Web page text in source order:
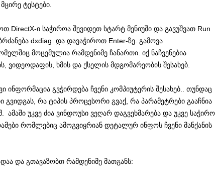
ტესტები.
DirectX-ი საჭიროა შევიდეთ სტარტ მენიუში და გავუშვათ Run
dxdiag და დავაჭიროთ Enter-ზე. გამოვა
მოცემულია რამდენიმე ჩანართი. იქ ნაჩვენებია
ვიდეოდაფის, ხმის და ქსელის მდგომარეობის შესახებ.
ინფორმაცია გვჭირდება ჩვენი კომპიუტერის შესახებ.. თუნდაც
გვიდგას, რა ტიპის პროცესორი გვაქ, რა პარამეტრები გააჩნია
ამაში უკვე ძია ვინდოუსი ვეღარ დაგვეხმარება და უკვე საჭირო
რომლებიც ამოგვიყრიან დეტალურ ინფოს ჩვენი მანქანის
და გთავაზობთ რამდენიმე მათგანს: